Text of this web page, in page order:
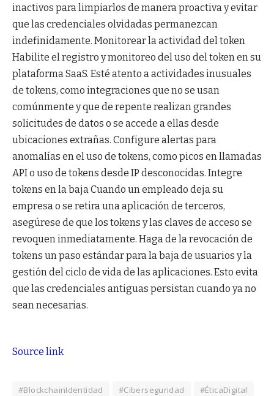
inactivos para limpiarlos de manera proactiva y evitar
que las credenciales olvidadas permanezcan
indefinidamente. Monitorear la actividad del token
Habilite el registro y monitoreo del uso del token en su
plataforma SaaS. Esté atento a actividades inusuales
de tokens, como integraciones que no se usan
comúnmente y que de repente realizan grandes
solicitudes de datos o se accede a ellas desde
ubicaciones extrañas. Configure alertas para
anomalías en el uso de tokens, como picos en llamadas
API o uso de tokens desde IP desconocidas. Integre
tokens en la baja Cuando un empleado deja su
empresa o se retira una aplicación de terceros,
asegúrese de que los tokens y las claves de acceso se
revoquen inmediatamente. Haga de la revocación de
tokens un paso estándar para la baja de usuarios y la
gestión del ciclo de vida de las aplicaciones. Esto evita
que las credenciales antiguas persistan cuando ya no
sean necesarias.
Source link
#BlockchainIdentidad #Ciberseguridad
#ÉticaDigital